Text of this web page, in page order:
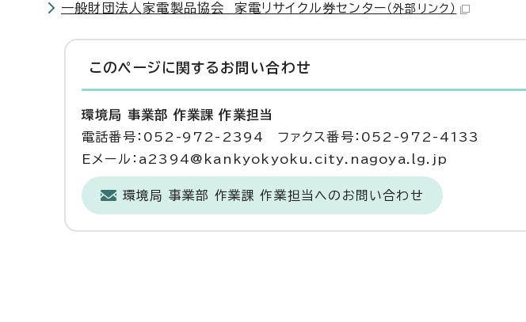
一般財団法人家電製品協会 家電リサイクル券センター （外部リンク）
このページに関する お問い合わせ
環境局 事業部 作業課 作業担当
電話番号：052-972-2394 ファクス番号：052-972-4133
Eメール：a2394@kankyokyoku.city.nagoya.lg.jp
環境局 事業部 作業課 作業担当へのお問い合わせ